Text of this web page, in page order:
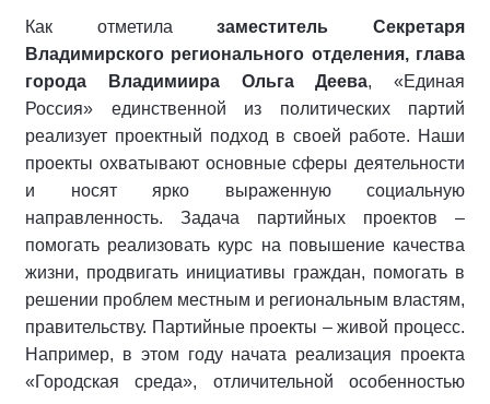
Как отметилазаместитель Секретаря
Владимирского регионального отделения, глава
города Владимиира Ольга Деева, «Единая
Россия» единственной из политических партий
реализует проектный подход в своей работе. Наши
проекты охватывают основные сферы деятельности
и носят ярко выраженную социальную
направленность. Задача партийных проектов –
помогать реализовать курс на повышение качества
жизни, продвигать инициативы граждан, помогать в
решении проблем местным и региональным властям,
правительству. Партийные проекты – живой процесс.
Например, в этом году начата реализация проекта
«Городская среда», отличительной особенностью